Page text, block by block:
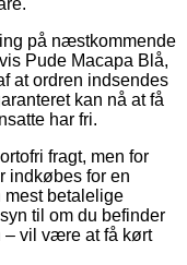
på næstkommende
Pude Macapa Blå,
at ordren indsendes
kan nå at få
har fri.
fragt, men for
indkøbes for en
betalelige
til om du befinder
– vil være at få kørt